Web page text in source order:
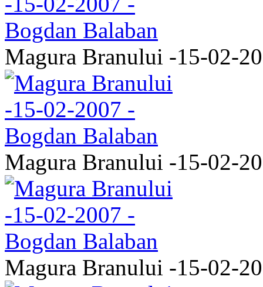
Magura Branului -15-02-
Magura Branului -15-02-
Magura Branului -15-02-